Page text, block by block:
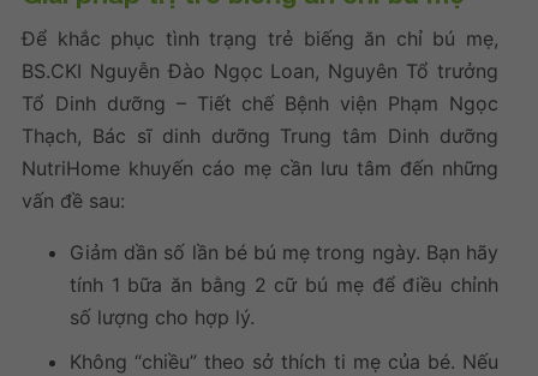
Để khắc phục tình trạng trẻ biếng ăn chỉ bú mẹ,
BS.CKI Nguyễn Đào Ngọc Loan, Nguyên Tổ trưởng
Tổ Dinh dưỡng – Tiết chế Bệnh viện Phạm Ngọc
Thạch, Bác sĩ dinh dưỡng Trung tâm Dinh dưỡng
NutriHome khuyến cáo mẹ cần lưu tâm đến những
vấn đề sau:
Giảm dần số lần bé bú mẹ trong ngày. Bạn hãy
tính 1 bữa ăn bằng 2 cữ bú mẹ để điều chỉnh
số lượng cho hợp lý.
Không “chiều” theo sở thích ti mẹ của bé. Nếu